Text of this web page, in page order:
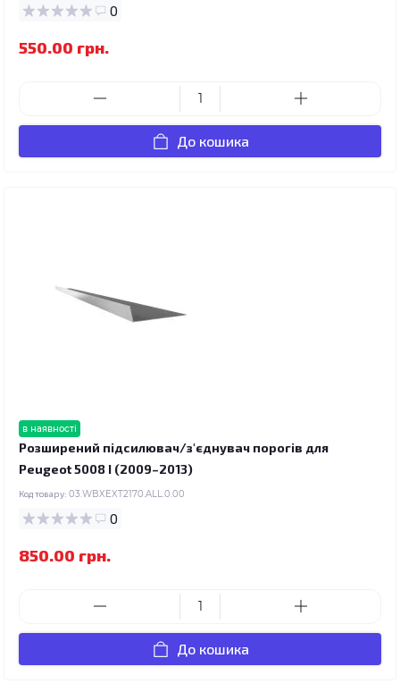
0
550.00 грн.
До кошика
в наявності
Розширений підсилювач/з'єднувач порогів для
Peugeot 5008 I (2009–2013)
Код товару: 03.WBXEXT2170.ALL.0.00
0
850.00 грн.
До кошика